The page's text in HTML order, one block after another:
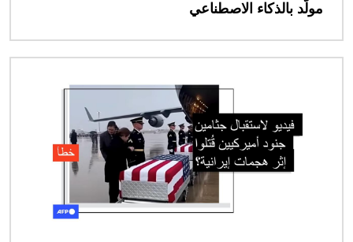
مولّد بالذكاء الاصطناعي